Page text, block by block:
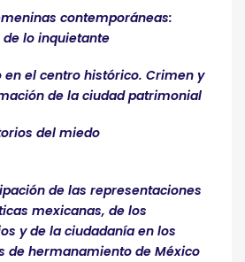
contemporáneas:
lo inquietante
en el centro histórico. Crimen y
de la ciudad patrimonial
del miedo
de las representaciones
mexicanas, de los
y de la ciudadanía en los
de hermanamiento de México